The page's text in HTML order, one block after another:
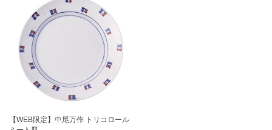
【WEB限定】中尾万作 トリコロール